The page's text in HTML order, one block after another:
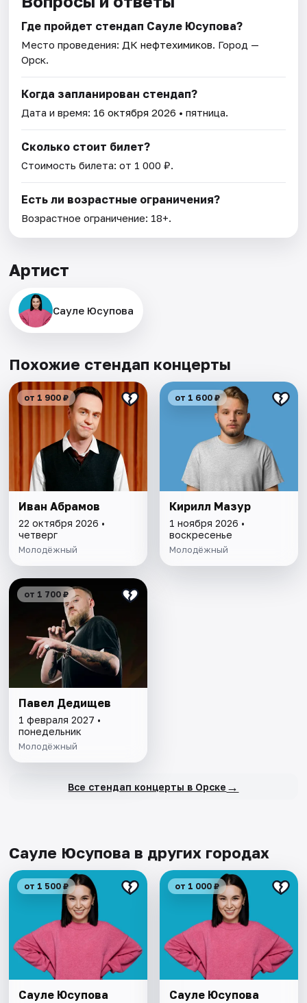
Где пройдет стендап Сауле Юсупова?
Место проведения: ДК нефтехимиков. Город —
Орск.
Когда запланирован стендап?
Дата и время: 16 октября 2026 • пятница.
Сколько стоит билет?
Стоимость билета: от 1 000 ₽.
Есть ли возрастные ограничения?
Возрастное ограничение: 18+.
Артист
Сауле Юсупова
Похожие стендап концерты
от 1 900 ₽
Иван Абрамов
22 октября 2026 •
четверг
Молодёжный
от 1 600 ₽
Кирилл Мазур
1 ноября 2026 •
воскресенье
Молодёжный
от 1 700 ₽
Павел Дедищев
1 февраля 2027 •
понедельник
Молодёжный
Все стендап концерты в Орске →
Сауле Юсупова в других городах
от 1 500 ₽
Сауле Юсупова
от 1 000 ₽
Сауле Юсупова